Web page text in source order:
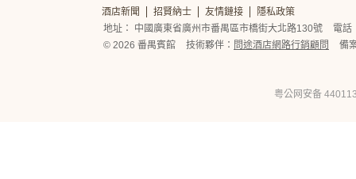
酒店新聞 招賢納士 友情鏈接
隱私政策
地址： 中國廣東省廣州市番禺區市橋街大北路130號
電話
© 2026 番禺賓館
技術夥伴： 問途酒店網路行銷顧問 備
粤公网安备